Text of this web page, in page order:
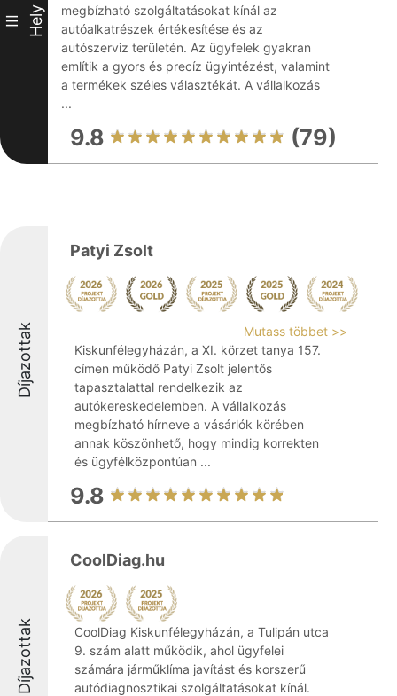
III Hely
megbízható szolgáltatásokat kínál az
autóalkatrészek értékesítése és az
autószerviz területén. Az ügyfelek gyakran
említik a gyors és precíz ügyintézést, valamint
a termékek széles választékát. A vállalkozás
...
9.8 (79)
Díjazottak
Patyi Zsolt
Mutass többet >>
Kiskunfélegyházán, a XI. körzet tanya 157.
címen működő Patyi Zsolt jelentős
tapasztalattal rendelkezik az
autókereskedelemben. A vállalkozás
megbízható hírneve a vásárlók körében
annak köszönhető, hogy mindig korrekten
és ügyfélközpontúan ...
9.8
Díjazottak
CoolDiag.hu
CoolDiag Kiskunfélegyházán, a Tulipán utca
9. szám alatt működik, ahol ügyfelei
számára járműklíma javítást és korszerű
autódiagnosztikai szolgáltatásokat kínál.